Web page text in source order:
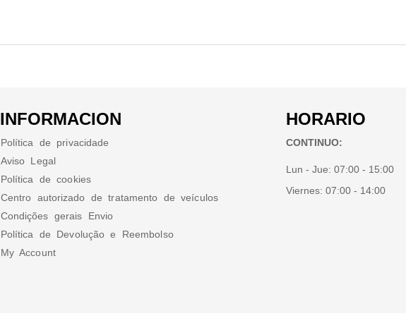
INFORMACION
Política de privacidade
Aviso Legal
Política de cookies
Centro autorizado de tratamento de veículos
Condições gerais Envio
Política de Devolução e Reembolso
My Account
HORARIO
CONTINUO:
Lun - Jue:07:00 - 15:00
Viernes:07:00 - 14:00